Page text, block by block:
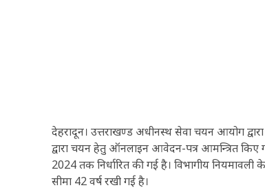
देहरादून। उत्तराखण्ड अधीनस्थ सेवा चयन आयोग
द्वारा चयन हेतु ऑनलाइन आवेदन-पत्र आमन्त्रित
2024 तक निर्धारित की गई है। विभागीय
सीमा 42 वर्ष रखी गई है।